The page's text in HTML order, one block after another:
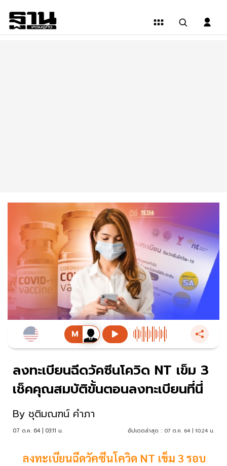
ลงทะเบียนฉีดวัคซีนโควิด NT เข็ม 3
เช็คคุณสมบัติขั้นตอนลงทะเบียนที่นี่
By ชุติมณฑน์ คำภา
07 ต.ค. 64 | 03:11 น. อัปเดตล่าสุด : 07 ต.ค. 64 | 10:24 น.
ลงทะเบียนฉีดวัคซีนโควิด NT เข็ม 3 รอบ